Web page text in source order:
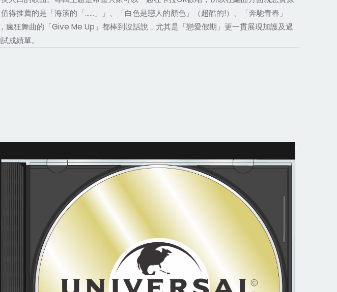
推薦的是「海濱的「……」」、「白色是戀人的顏色」（超酷的!）、「奔馳青春」
瘋狂舞曲的「Give Me Up」都棒到沒話說，尤其是「戀愛假期」更一貫展現加護及過
成績單。